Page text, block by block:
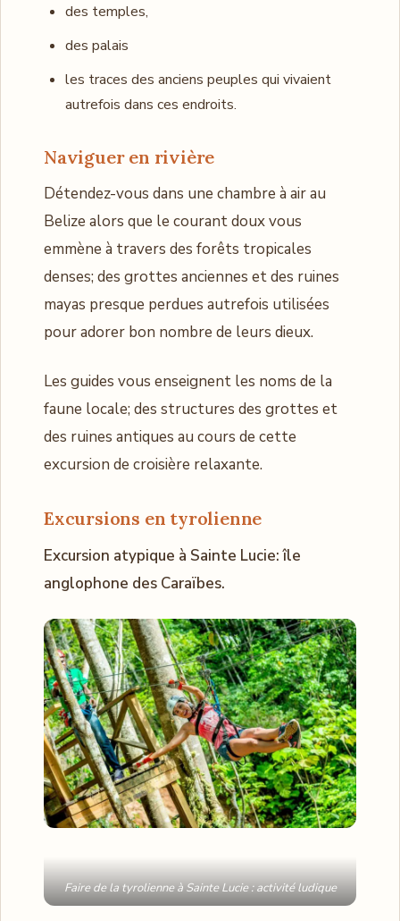
des temples,
des palais
les traces des anciens peuples qui vivaient
autrefois dans ces endroits.
Naviguer en rivière
Détendez-vous dans une chambre à air au
Belize alors que le courant doux vous
emmène à travers des forêts tropicales
denses; des grottes anciennes et des ruines
mayas presque perdues autrefois utilisées
pour adorer bon nombre de leurs dieux.
Les guides vous enseignent les noms de la
faune locale; des structures des grottes et
des ruines antiques au cours de cette
excursion de croisière relaxante.
Excursions en tyrolienne
Excursion atypique à Sainte Lucie: île
anglophone des Caraïbes.
Faire de la tyrolienne à Sainte Lucie : activité ludique